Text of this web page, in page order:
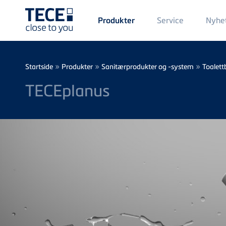
Main
Menü
1
Produkter Service
Breadcrumb
Startside » Produkter » Sanitærprodukter og -system »
TECEplanus